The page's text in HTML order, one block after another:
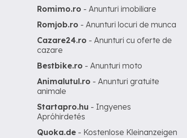
Romimo.ro - Anunturi imobiliare
Romjob.ro - Anunturi locuri de munca
Cazare24.ro - Anunturi cu oferte de
cazare
Bestbike.ro - Anunturi moto
Animalutul.ro - Anunturi gratuite
animale
Startapro.hu - Ingyenes
Apróhirdetés
Quoka.de - Kostenlose Kleinanzeigen